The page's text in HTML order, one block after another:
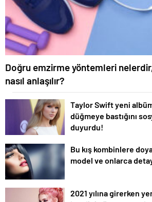
Doğru emzirme yöntemleri
nasıl anlaşılır?
Taylor Swift yeni
düğmeye bastığını
duyurdu!
Bu kış kombinlere
model ve onlarca
2021 yılına girerken